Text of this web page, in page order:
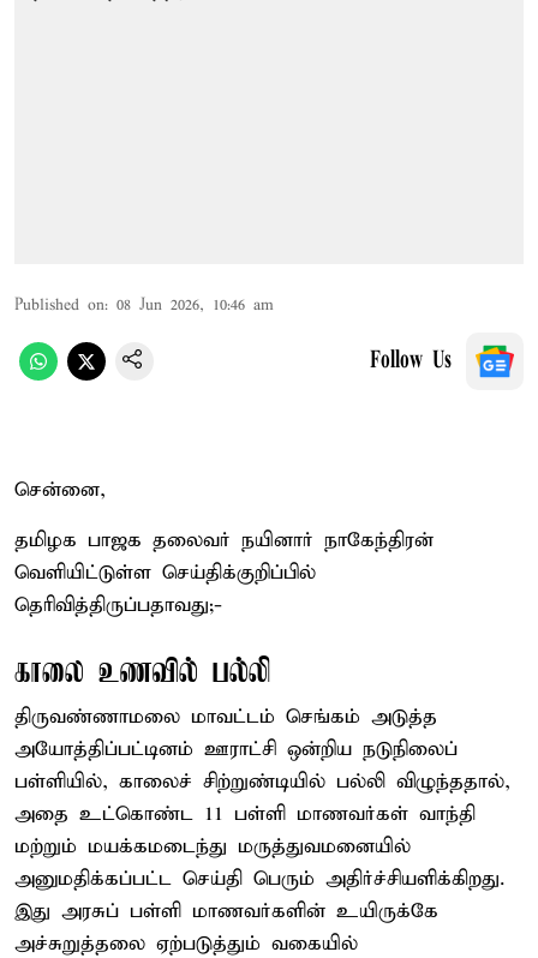
Published on: 08 Jun 2026, 10:46 am
Follow Us
சென்னை,
தமிழக பாஜக தலைவர் நயினார் நாகேந்திரன்
வெளியிட்டுள்ள செய்திக்குறிப்பில்
தெரிவித்திருப்பதாவது;-
காலை உணவில் பல்லி
திருவண்ணாமலை மாவட்டம் செங்கம் அடுத்த
அயோத்திப்பட்டினம் ஊராட்சி ஒன்றிய நடுநிலைப்
பள்ளியில், காலைச் சிற்றுண்டியில் பல்லி விழுந்ததால்,
அதை உட்கொண்ட 11 பள்ளி மாணவர்கள் வாந்தி
மற்றும் மயக்கமடைந்து மருத்துவமனையில்
அனுமதிக்கப்பட்ட செய்தி பெரும் அதிர்ச்சியளிக்கிறது.
இது அரசுப் பள்ளி மாணவர்களின் உயிருக்கே
அச்சுறுத்தலை ஏற்படுத்தும் வகையில்